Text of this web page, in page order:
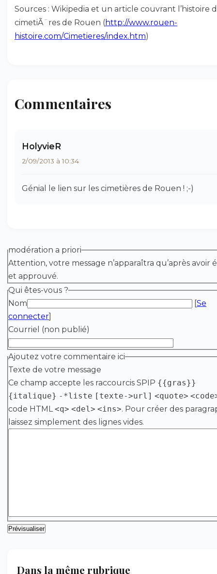
Sources : Wikipedia et un article couvrant l’histoire
cimetiÃ¨res de Rouen (http://www.rouen-
histoire.com/Cimetieres/index.htm)
Commentaires
HolyvieR
2/09/2013 à 10:34
Génial le lien sur les cimetières de Rouen ! ;-)
modération a priori
Attention, votre message n’apparaîtra qu’après avoir
et approuvé.
Qui êtes-vous ?
Nom
[Se
connecter]
Courriel (non publié)
Ajoutez votre commentaire ici
Texte de votre message
Ce champ accepte les raccourcis SPIP {{gras}}
{italique} -*liste [texte->url] <quote>
code HTML<q> <del> <ins>. Pour créer des
laissez simplement des lignes vides.
Dans la même rubrique